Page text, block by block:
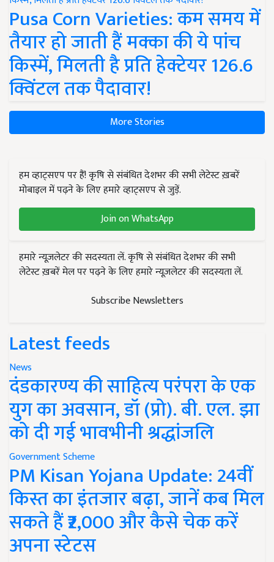
Pusa Corn Varieties: कम समय में
तैयार हो जाती हैं मक्का की ये पांच
किस्में, मिलती है प्रति हेक्टेयर 126.6
क्विंटल तक पैदावार!
More Stories
हम व्हाट्सएप पर हैं! कृषि से संबंधित देशभर की सभी लेटेस्ट ख़बरें
मोबाइल में पढ़ने के लिए हमारे व्हाट्सएप से जुड़ें.
Join on WhatsApp
हमारे न्यूज़लेटर की सदस्यता लें. कृषि से संबंधित देशभर की सभी
लेटेस्ट ख़बरें मेल पर पढ़ने के लिए हमारे न्यूज़लेटर की सदस्यता लें.
Subscribe Newsletters
Latest feeds
News
दंडकारण्य की साहित्य परंपरा के एक
युग का अवसान, डॉ (प्रो). बी. एल. झा
को दी गई भावभीनी श्रद्धांजलि
Government Scheme
PM Kisan Yojana Update: 24वीं
किस्त का इंतजार बढ़ा, जानें कब मिल
सकते हैं ₹2,000 और कैसे चेक करें
अपना स्टेटस